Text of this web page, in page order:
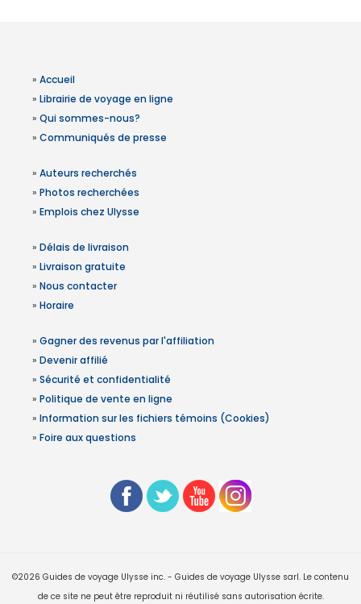
» Accueil
» Librairie de voyage en ligne
» Qui sommes-nous?
» Communiqués de presse
» Auteurs recherchés
» Photos recherchées
» Emplois chez Ulysse
» Délais de livraison
» Livraison gratuite
» Nous contacter
» Horaire
» Gagner des revenus par l'affiliation
» Devenir affilié
» Sécurité et confidentialité
» Politique de vente en ligne
» Information sur les fichiers témoins (Cookies)
» Foire aux questions
©2026 Guides de voyage Ulysse inc. - Guides de voyage Ulysse sarl. Le contenu
de ce site ne peut être reproduit ni réutilisé sans autorisation écrite.